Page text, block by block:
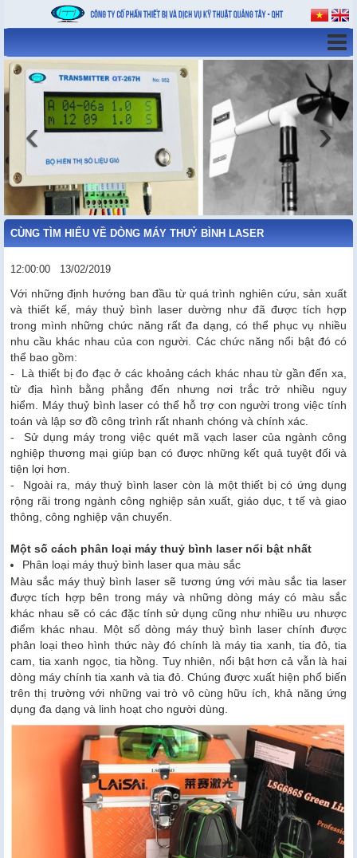
‹ ›
CÙNG TÌM HIỂU VỀ DÒNG MÁY THUỶ BÌNH LASER
12:00:00 13/02/2019
Với những định hướng ban đầu từ quá trình nghiên cứu, sản xuất
và thiết kế, máy thuỷ bình laser dường như đã được tích hợp
trong mình những chức năng rất đa dạng, có thể phục vụ nhiều
nhu cầu khác nhau của con người. Các chức năng nổi bật đó có
thể bao gồm:
- Là thiết bị đo đạc ở các khoảng cách khác nhau từ gần đến xa,
từ địa hình bằng phẳng đến nhưng nơi trắc trở nhiều nguy
hiểm. Máy thuỷ bình laser có thể hỗ trợ con người trong việc tính
toán và lập sơ đồ công trình rất nhanh chóng và chính xác.
- Sử dụng máy trong việc quét mã vạch laser của ngành công
nghiệp thương mại giúp bạn có được những kết quả tuyệt đối và
tiện lợi hơn.
- Ngoài ra, máy thuỷ bình laser còn là một thiết bị có ứng dụng
rộng rãi trong ngành công nghiệp sản xuất, giáo dục, t tế và giao
thông, công nghiệp vận chuyển.
Một số cách phân loại máy thuỷ bình laser nổi bật nhất
Phân loại máy thuỷ bình laser qua màu sắc
Màu sắc máy thuỷ bình laser sẽ tương ứng với màu sắc tia laser
được tích hợp bên trong máy và những dòng máy có màu sắc
khác nhau sẽ có các đặc tính sử dụng cũng như nhiều ưu nhược
điểm khác nhau. Một số dòng máy thuỷ bình laser chính được
phân loại theo hình thức này đó chính là máy tia xanh, tia đỏ, tia
cam, tia xanh ngọc, tia hồng. Tuy nhiên, nổi bật hơn cả vẫn là hai
dòng máy chính tia xanh và tia đỏ. Chúng được xuất hiện phổ biến
trên thị trường với những vai trò vô cùng hữu ích, khả năng ứng
dụng đa dạng và linh hoạt cho người dùng.